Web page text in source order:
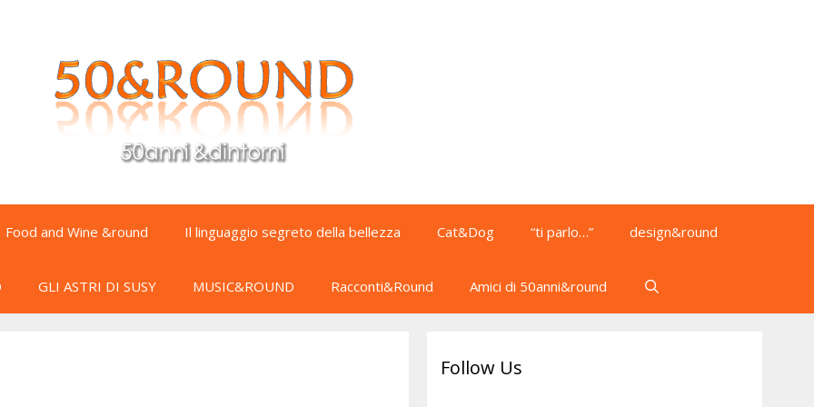
Food and Wine &round Il linguaggio segreto della bellezza Cat&Dog “ti parlo…” design&round
GLI ASTRI DI SUSY MUSIC&ROUND Racconti&Round Amici di 50anni&round
Follow Us